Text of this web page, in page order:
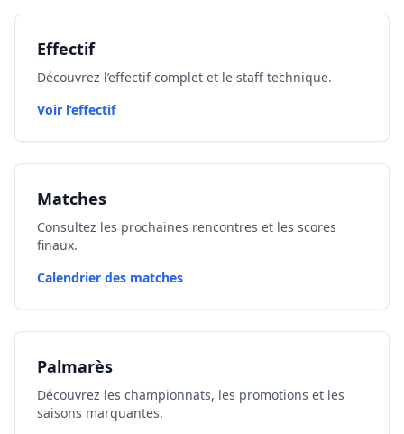
Effectif
Découvrez l’effectif complet et le staff technique.
Voir l’effectif
Matches
Consultez les prochaines rencontres et les scores
finaux.
Calendrier des matches
Palmarès
Découvrez les championnats, les promotions et les
saisons marquantes.